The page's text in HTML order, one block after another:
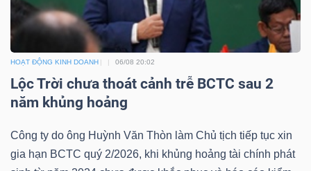
HOẠT ĐỘNG KINH DOANH 06/08 20:02
Lộc Trời chưa thoát cảnh trễ BCTC sau 2
năm khủng hoảng
Công ty do ông Huỳnh Văn Thòn làm Chủ tịch tiếp tục xin
gia hạn BCTC quý 2/2026, khi khủng hoảng tài chính phát
TÀI
CHÍNH
NGHỆ
THÔNG